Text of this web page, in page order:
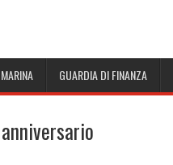
MARINA GUARDIA DI FINANZA